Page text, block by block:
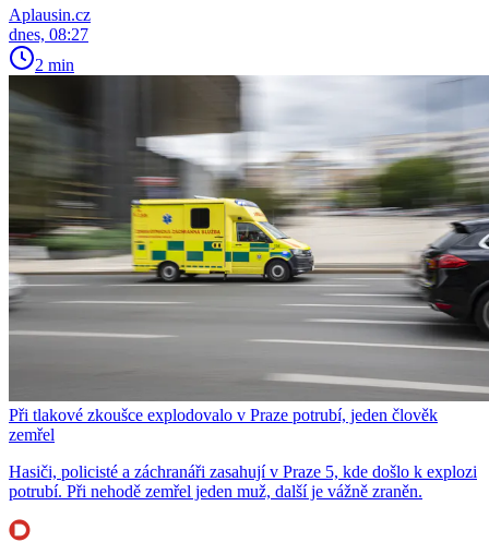
Aplausin.cz
dnes, 08:27
2 min
Při tlakové zkoušce explodovalo v Praze potrubí, jeden člověk
zemřel
Hasiči, policisté a záchranáři zasahují v Praze 5, kde došlo k explozi
potrubí. Při nehodě zemřel jeden muž, další je vážně zraněn.